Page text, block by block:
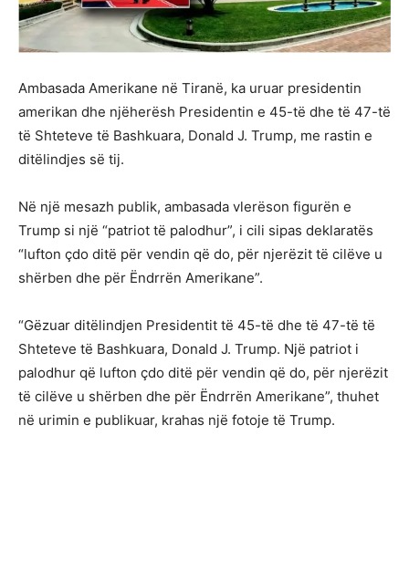
Ambasada Amerikane në Tiranë, ka uruar presidentin
amerikan dhe njëherësh Presidentin e 45-të dhe të 47-të
të Shteteve të Bashkuara, Donald J. Trump, me rastin e
ditëlindjes së tij.
Në një mesazh publik, ambasada vlerëson figurën e
Trump si një “patriot të palodhur”, i cili sipas deklaratës
“lufton çdo ditë për vendin që do, për njerëzit të cilëve u
shërben dhe për Ëndrrën Amerikane”.
“Gëzuar ditëlindjen Presidentit të 45-të dhe të 47-të të
Shteteve të Bashkuara, Donald J. Trump. Një patriot i
palodhur që lufton çdo ditë për vendin që do, për njerëzit
të cilëve u shërben dhe për Ëndrrën Amerikane”, thuhet
në urimin e publikuar, krahas një fotoje të Trump.